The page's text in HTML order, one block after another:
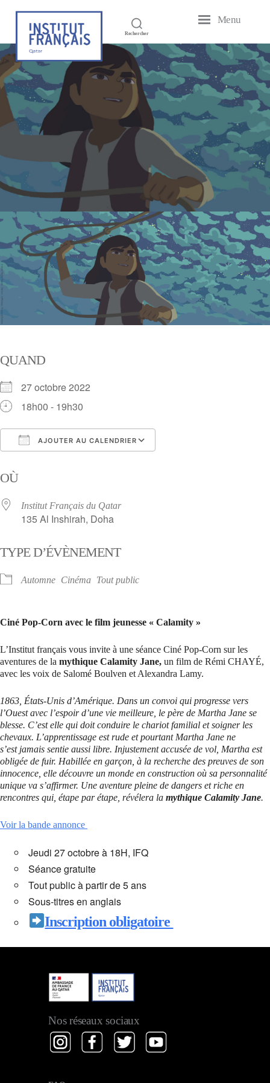
Rechercher
Institut
Français
Qatar
Menu
QUAND
27 octobre 2022
18h00 - 19h30
AJOUTER AU CALENDRIER
OÙ
Institut Français du Qatar
135 Al Inshirah, Doha
TYPE D’ÉVÈNEMENT
Automne Cinéma Tout public
Ciné Pop-Corn avec le film jeunesse « Calamity »
L’Institut français vous invite à une séance Ciné Pop-Corn sur les
aventures de la mythique Calamity Jane, un film de Rémi CHAYÉ,
avec les voix de Salomé Boulven et Alexandra Lamy.
1863, États-Unis d’Amérique. Dans un convoi qui progresse vers
l’Ouest avec l’espoir d’une vie meilleure, le père de Martha Jane se
blesse. C’est elle qui doit conduire le chariot familial et soigner les
chevaux. L’apprentissage est rude et pourtant Martha Jane ne
s’est jamais sentie aussi libre. Injustement accusée de vol, Martha est
obligée de fuir. Habillée en garçon, à la recherche des preuves de son
innocence, elle découvre un monde en construction où sa personnalité
unique va s’affirmer. Une aventure pleine de dangers et riche en
rencontres qui, étape par étape, révélera la mythique Calamity Jane.
Voir la bande annonce
Jeudi 27 octobre à 18H, IFQ
Séance gratuite
Tout public à partir de 5 ans
Sous-titres en anglais
Inscription obligatoire
Nos réseaux sociaux